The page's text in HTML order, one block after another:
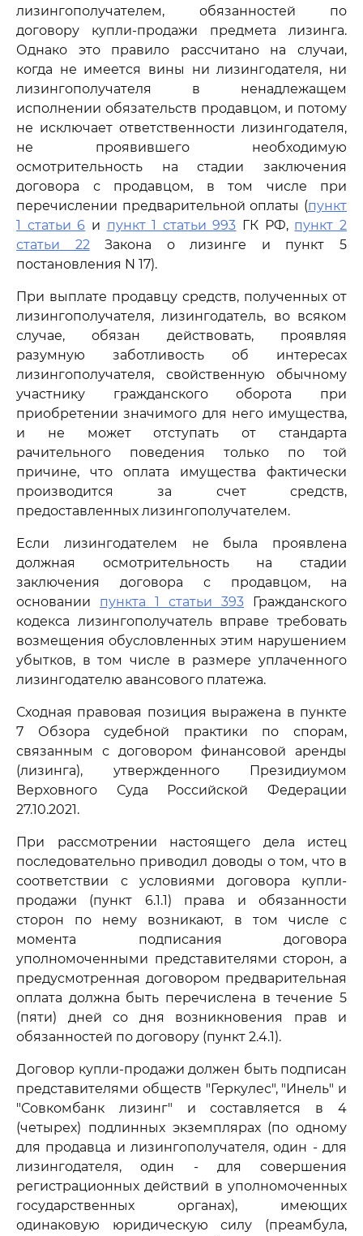
лизингополучателем, обязанностей по
договору купли-продажи предмета лизинга.
Однако это правило рассчитано на случаи,
когда не имеется вины ни лизингодателя, ни
лизингополучателя в ненадлежащем
исполнении обязательств продавцом, и потому
не исключает ответственности лизингодателя,
не проявившего необходимую
осмотрительность на стадии заключения
договора с продавцом, в том числе при
перечислении предварительной оплаты (пункт
1 статьи 6 и пункт 1 статьи 993 ГК РФ, пункт 2
статьи 22Закона о лизинге и пункт 5
постановления N 17).
При выплате продавцу средств, полученных от
лизингополучателя, лизингодатель, во всяком
случае, обязан действовать, проявляя
разумную заботливость об интересах
лизингополучателя, свойственную обычному
участнику гражданского оборота при
приобретении значимого для него имущества,
и не может отступать от стандарта
рачительного поведения только по той
причине, что оплата имущества фактически
производится за счет средств,
предоставленных лизингополучателем.
Если лизингодателем не была проявлена
должная осмотрительность на стадии
заключения договора с продавцом, на
основании пункта 1 статьи 393 Гражданского
кодекса лизингополучатель вправе требовать
возмещения обусловленных этим нарушением
убытков, в том числе в размере уплаченного
лизингодателю авансового платежа.
Сходная правовая позиция выражена в пункте
7 Обзора судебной практики по спорам,
связанным с договором финансовой аренды
(лизинга), утвержденного Президиумом
Верховного Суда Российской Федерации
27.10.2021.
При рассмотрении настоящего дела истец
последовательно приводил доводы о том, что в
соответствии с условиями договора купли-
продажи (пункт 6.1.1) права и обязанности
сторон по нему возникают, в том числе с
момента подписания договора
уполномоченными представителями сторон, а
предусмотренная договором предварительная
оплата должна быть перечислена в течение 5
(пяти) дней со дня возникновения прав и
обязанностей по договору (пункт 2.4.1).
Договор купли-продажи должен быть подписан
представителями обществ "Геркулес", "Инель" и
"Совкомбанк лизинг" и составляется в 4
(четырех) подлинных экземплярах (по одному
для продавца и лизингополучателя, один - для
лизингодателя, один - для совершения
регистрационных действий в уполномоченных
государственных органах), имеющих
одинаковую юридическую силу (преамбула,